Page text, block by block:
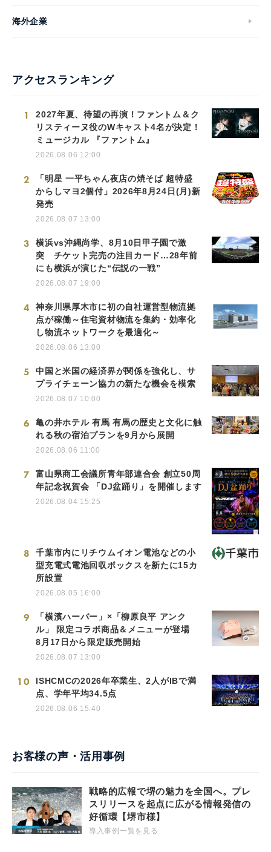
海外企業
アクセスランキング
1
2027年夏、待望の再演！ファントム＆ク
リスティーヌ役のWキャスト4名が決定！
ミュージカル 『ファントム』
2026.08.06 12:00
2
「明星 一平ちゃん夜店の焼そば 超特盛
からしマヨ2個付」2026年8月24日(月)新
発売
2026.08.07 13:00
3
横浜vs沖縄尚学、8月10日甲子園で激
突 チケット完売の注目カード…28年前
にも横浜が演じた“伝説の一戦”
2026.08.07 19:00
4
神奈川県厚木市に初の自社運営型物流拠
点が稼働～住宅資材物流を集約・効率化
し物流ネットワークを最適化～
2026.08.06 13:00
5
中国と米国の経済界が関係を強化し、サ
プライチェーン協力の新たな機会を模索
2026.08.07 10:00
6
亀の井ホテル 有馬 有馬の歴史と文化に触
れる秋の宿泊プランを9月から展開
2026.08.06 11:00
7
富山県商工会議所青年部連合会 創立50周
年記念祝賀会 「DJ盆踊り」を開催します
2026.08.04 15:25
8
千葉市内にリチウムイオン電池などの小
型充電式電池回収ボックスを新たに15カ
所設置
2026.08.05 16:00
9
「横濱ハーバー」×「柳原良平 アンク
ル」 限定コラボ商品＆メニューが登場
8月17日から限定販売開始
2026.08.07 13:00
10
ISHCMCの2026年卒業生、2人がIBで満
点、学年平均34.5点
2026.08.06 15:40
お客様の声・活用事例
戦略的広報で堺の魅力を全国へ。プレ
スリリースを起点に広がる情報発信の
好循環【堺市様】
導入事例一覧を見る